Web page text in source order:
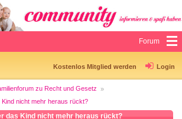
Forum
Kostenlos Mitglied werden Login
zu Recht und Gesetz
nicht mehr heraus rückt?
das Kind nicht mehr heraus rückt?